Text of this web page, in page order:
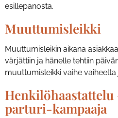
esillepanosta.
Muuttumisleikki
Muuttumisleikin aikana
värjättiin ja hänelle tehtiin
muuttumisleikki vaihe
parturi-kampaaja